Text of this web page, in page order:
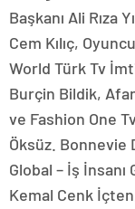
Başkanı Ali Rıza
Cem Kılıç,
World Türk Tv
Burçin Bildik,
ve Fashion One
Öksüz. Bonnevie
Global – İş
Kemal Cenk